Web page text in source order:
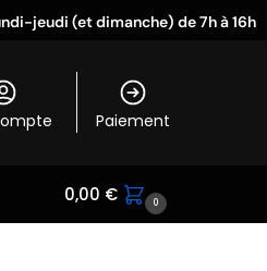
jeudi (et dimanche) de 7h à 16h
Paiement
0,00 € 0